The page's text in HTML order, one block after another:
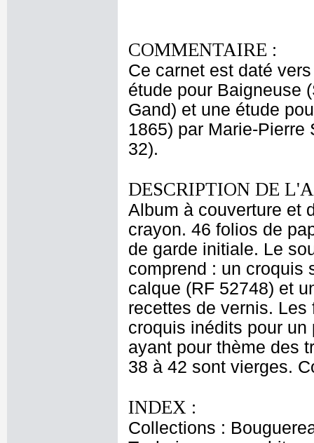
COMMENTAIRE :
Ce carnet est daté
étude pour Baigneuse
Gand) et une étude
1865) par Marie-Pierre
32).
DESCRIPTION DE
Album à couverture et
crayon. 46 folios de
de garde initiale. Le
comprend : un croquis
calque (RF 52748) et
recettes de vernis.
croquis inédits pour
ayant pour thème des
38 à 42 sont vierges.
INDEX :
Collections :